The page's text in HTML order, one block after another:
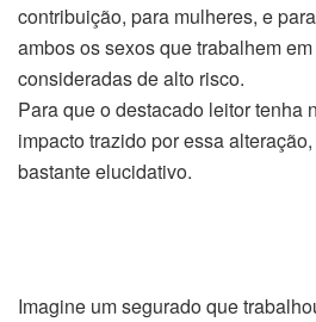
contribuição, para mulheres, e
ambos os sexos que trabalhem
consideradas de alto risco.
Para que o destacado leitor tenha
impacto trazido por essa
bastante elucidativo.
Imagine um segurado que